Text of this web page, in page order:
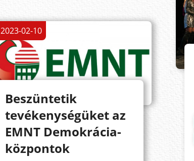
2023-02-10
Beszüntetik
tevékenységüket az
EMNT Demokrácia-
központok